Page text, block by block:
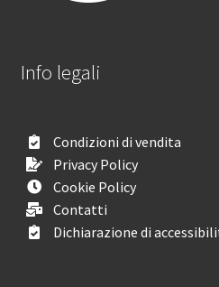
Info legali
Condizioni di vendita
Privacy Policy
Cookie Policy
Contatti
Dichiarazione di